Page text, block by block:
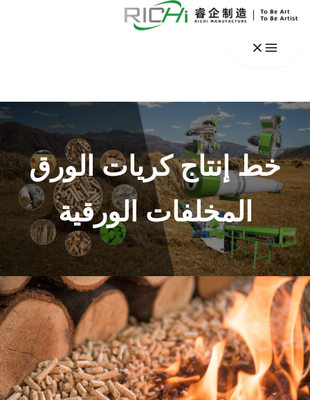
تخطي
المحتوى
خط إنتاج كريات الورق
المخلفات الورقية